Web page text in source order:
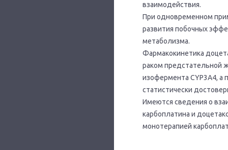
взаимодействия.
При одновременном
развития побочных
метаболизма.
Фармакокинетика
раком предстательной
изофермента CYP3A4, а
статистически
Имеются сведения о
карбоплатина и
монотерапией